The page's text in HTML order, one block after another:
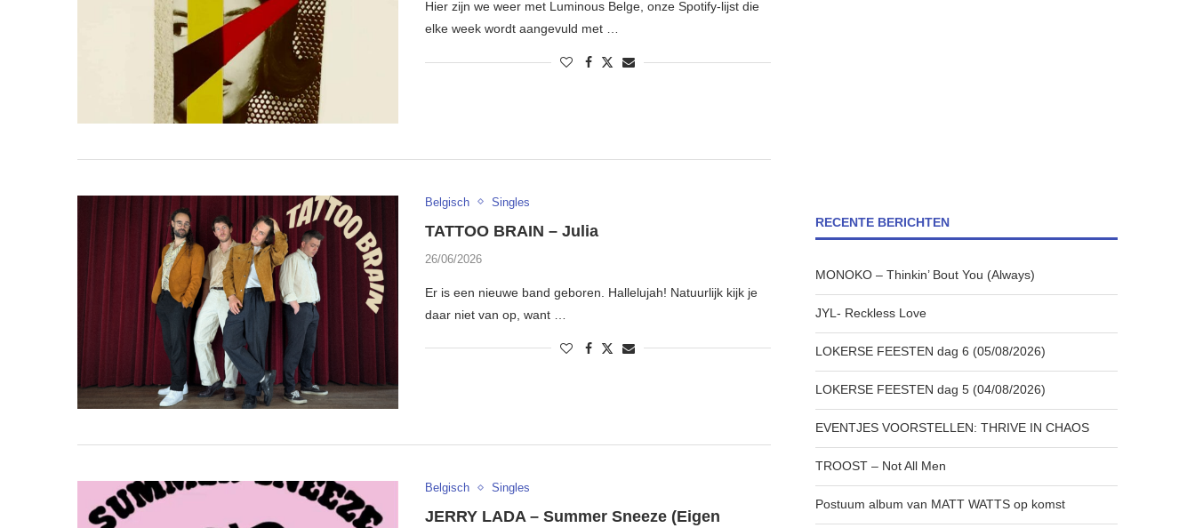
Hier zijn we weer met Luminous Belge, onze Spotify-lijst die
elke week wordt aangevuld met …
Belgisch Singles
TATTOO BRAIN – Julia
26/06/2026
Er is een nieuwe band geboren. Hallelujah! Natuurlijk kijk je
daar niet van op, want …
Belgisch Singles
JERRY LADA – Summer Sneeze (Eigen
RECENTE BERICHTEN
MONOKO – Thinkin’ Bout You (Always)
JYL- Reckless Love
LOKERSE FEESTEN dag 6 (05/08/2026)
LOKERSE FEESTEN dag 5 (04/08/2026)
EVENTJES VOORSTELLEN: THRIVE IN CHAOS
TROOST – Not All Men
Postuum album van MATT WATTS op komst